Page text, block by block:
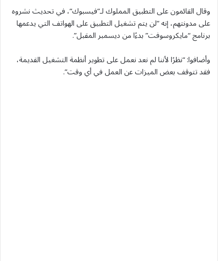
وقال القائمون على التطبيق المملوك لـ”فيسبوك”، في تحديث نشروه
على مدونتهم، إنه “لن يتم تشغيل التطبيق على الهواتف التي يدعمها
برنامج “مايكروسوفت” بدءًا من ديسمبر المقبل”.
وأضافوا: “نظرًا لأننا لم نعد نعمل على تطوير أنظمة التشغيل القديمة،
فقد تتوقف بعض الميزات عن العمل في أي وقت”.